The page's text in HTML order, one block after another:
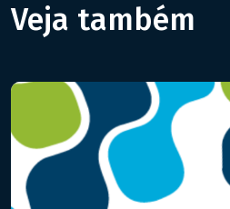
Veja também